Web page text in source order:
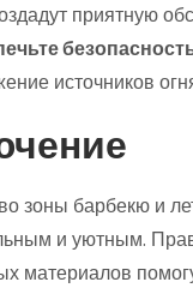
приятную
источников
зоны барбекю и
и уютным.
материалов